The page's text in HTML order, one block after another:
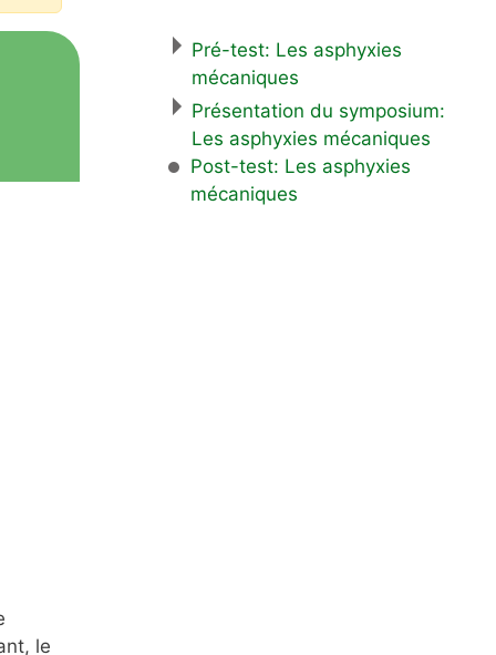
le
Pré-test: Les asphyxies
mécaniques
Présentation du symposium:
Les asphyxies mécaniques
Post-test: Les asphyxies
mécaniques